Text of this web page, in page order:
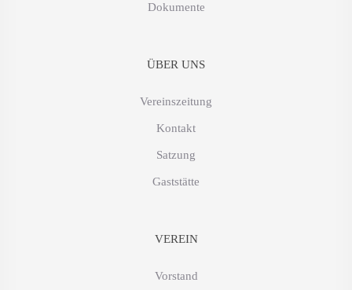
Dokumente
ÜBER UNS
Vereinszeitung
Kontakt
Satzung
Gaststätte
VEREIN
Vorstand